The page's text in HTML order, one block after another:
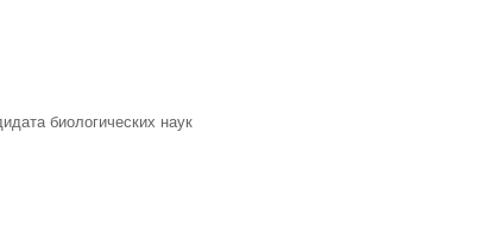
биологических наук